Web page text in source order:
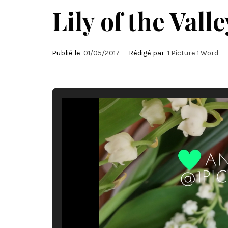
Lily of the
Publié le 01/05/2017 Rédigé par 1 Picture 1 Word